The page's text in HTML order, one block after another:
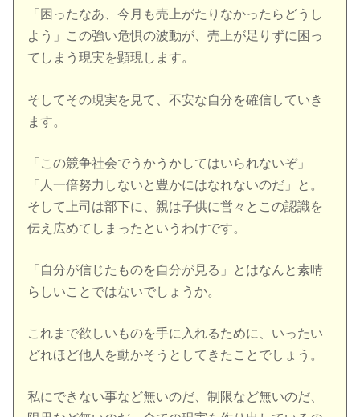
「困ったなあ、今月も売上がたりなかったらどうし
よう」この強い危惧の波動が、売上が足りずに困っ
てしまう現実を顕現します。
そしてその現実を見て、不安な自分を確信していき
ます。
「この競争社会でうかうかしてはいられないぞ」
「人一倍努力しないと豊かにはなれないのだ」と。
そして上司は部下に、親は子供に営々とこの認識を
伝え広めてしまったというわけです。
「自分が信じたものを自分が見る」とはなんと素晴
らしいことではないでしょうか。
これまで欲しいものを手に入れるために、いったい
どれほど他人を動かそうとしてきたことでしょう。
私にできない事など無いのだ、制限など無いのだ、